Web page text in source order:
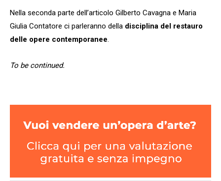
Nella seconda parte dell’articolo Gilberto Cavagna e Maria
Giulia Contatore ci parleranno della disciplina del restauro
delle opere contemporanee.
To be continued.